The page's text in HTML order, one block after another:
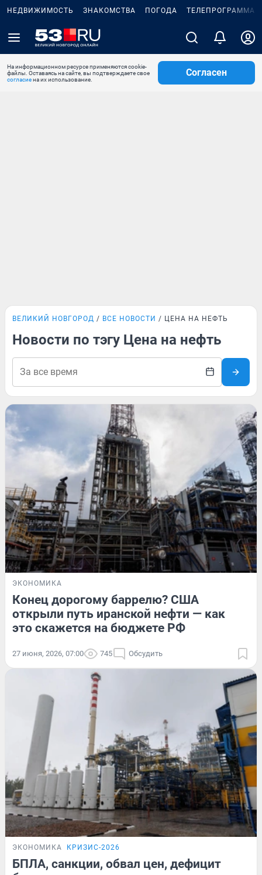
НЕДВИЖИМОСТЬ ЗНАКОМСТВА ПОГОДА ТЕЛЕПРОГРАММА
На информационном ресурсе применяются cookie-
файлы. Оставаясь на сайте, вы подтверждаете свое
согласиена их использование.
Согласен
ВЕЛИКИЙ НОВГОРОД ВСЕ НОВОСТИ ЦЕНА НА НЕФТЬ
Новости по тэгу Цена на нефть
ЭКОНОМИКА
Конец дорогому баррелю? США
открыли путь иранской нефти — как
это скажется на бюджете РФ
27 июня, 2026, 07:00 745 Обсудить
ЭКОНОМИКА КРИЗИС-2026
БПЛА, санкции, обвал цен, дефицит